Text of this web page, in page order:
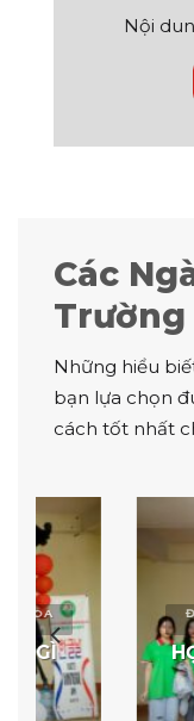
Nội
Các
Trường
Những hiểu
bạn lựa chọn
cách tốt nhất
ĐÀO TẠO
HỌC